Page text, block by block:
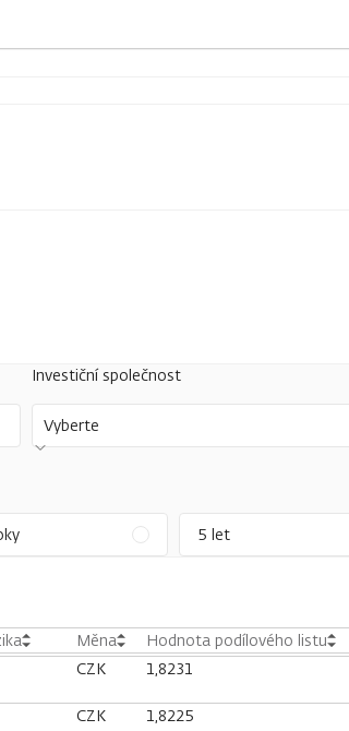
Investiční společnost
Vyberte
5 let
Měna Hodnota podílového listu
CZK 1,8231
CZK 1,8225